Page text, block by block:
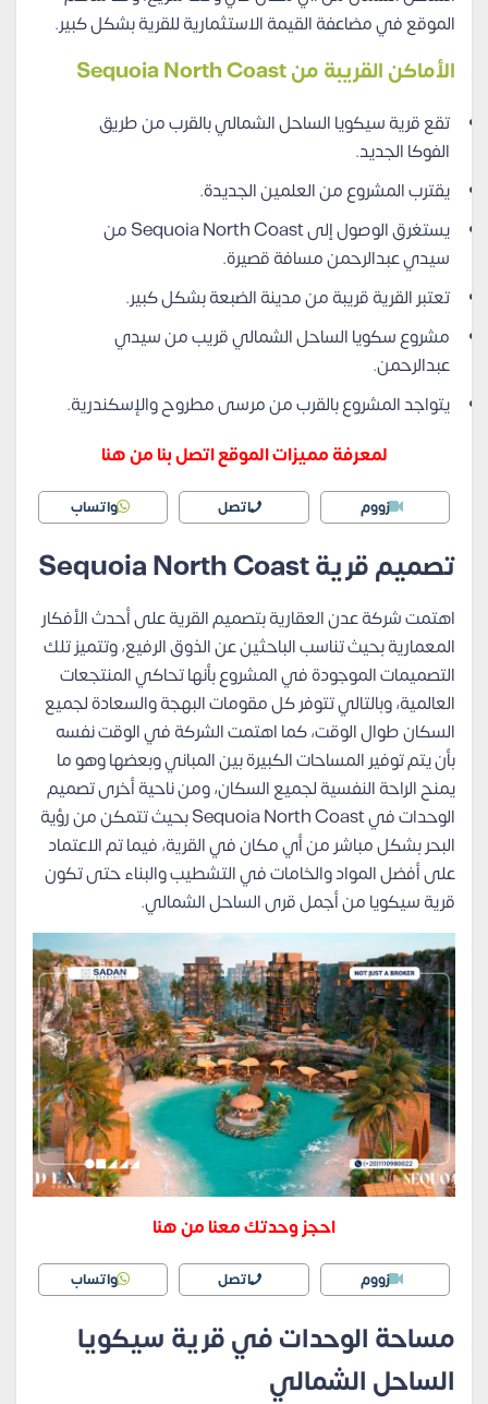
الموقع في مضاعفة القيمة الاستثمارية للقرية بشكل كبير.
الأماكن القريبة من Sequoia North Coast
تقع قرية سيكويا الساحل الشمالي بالقرب من طريق
الفوكا الجديد.
يقترب المشروع من العلمين الجديدة.
يستغرق الوصول إلى Sequoia North Coast من
سيدي عبدالرحمن مسافة قصيرة.
تعتبر القرية قريبة من مدينة الضبعة بشكل كبير.
مشروع سكويا الساحل الشمالي قريب من سيدي
عبدالرحمن.
يتواجد المشروع بالقرب من مرسى مطروح والإسكندرية.
لمعرفة مميزات الموقع اتصل بنا من هنا
زووم اتصل واتساب
تصميم قرية Sequoia North Coast
اهتمت شركة عدن العقارية بتصميم القرية على أحدث الأفكار
المعمارية بحيث تناسب الباحثين عن الذوق الرفيع، وتتميز تلك
التصميمات الموجودة في المشروع بأنها تحاكي المنتجعات
العالمية، وبالتالي تتوفر كل مقومات البهجة والسعادة لجميع
السكان طوال الوقت، كما اهتمت الشركة في الوقت نفسه
بأن يتم توفير المساحات الكبيرة بين المباني وبعضها وهو ما
يمنح الراحة النفسية لجميع السكان، ومن ناحية أخرى تصميم
الوحدات في Sequoia North Coast بحيث تتمكن من رؤية
البحر بشكل مباشر من أي مكان في القرية، فيما تم الاعتماد
على أفضل المواد والخامات في التشطيب والبناء حتى تكون
قرية سيكويا من أجمل قرى الساحل الشمالي.
احجز وحدتك معنا من هنا
زووم اتصل واتساب
مساحة الوحدات في قرية سيكويا
الساحل الشمالي